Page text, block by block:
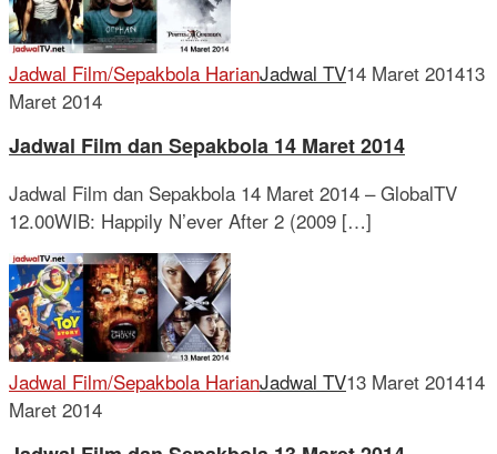
Jadwal Film/Sepakbola HarianJadwal TV14 Maret 201413
Maret 2014
Jadwal Film dan Sepakbola 14 Maret 2014
Jadwal Film dan Sepakbola 14 Maret 2014 – GlobalTV
12.00WIB: Happily N’ever After 2 (2009 […]
Jadwal Film/Sepakbola HarianJadwal TV13 Maret 201414
Maret 2014